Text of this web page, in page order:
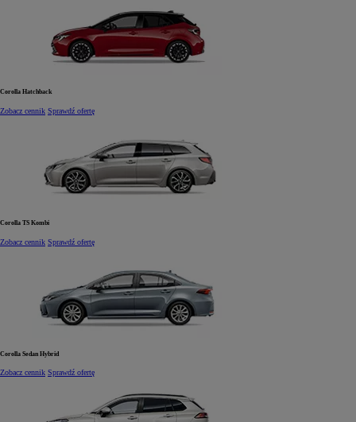
Corolla Hatchback
Zobacz cennik Sprawdź ofertę
Corolla TS Kombi
Zobacz cennik Sprawdź ofertę
Corolla Sedan Hybrid
Zobacz cennik Sprawdź ofertę